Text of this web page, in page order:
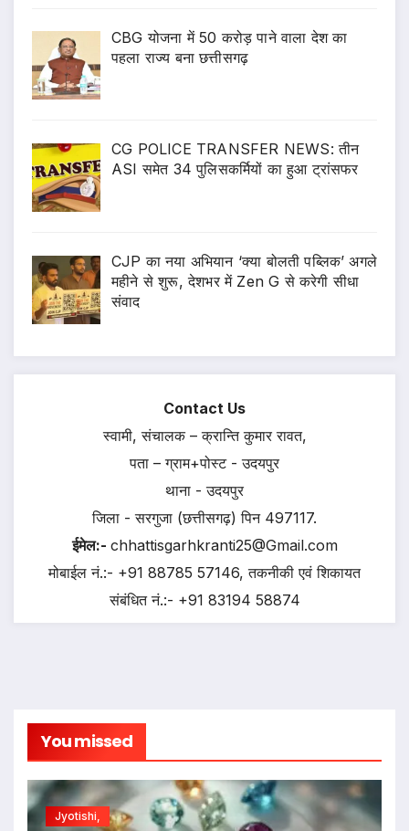
CBG योजना में 50 करोड़ पाने वाला देश का
पहला राज्य बना छत्तीसगढ़
CG POLICE TRANSFER NEWS: तीन
ASI समेत 34 पुलिसकर्मियों का हुआ ट्रांसफर
CJP का नया अभियान ‘क्या बोलती पब्लिक’ अगले
महीने से शुरू, देशभर में Zen G से करेगी सीधा
संवाद
Contact Us
स्वामी, संचालक – क्रान्ति कुमार रावत,
पता – ग्राम+पोस्ट - उदयपुर
थाना - उदयपुर
जिला - सरगुजा (छत्तीसगढ़) पिन 497117.
ईमेल:- chhattisgarhkranti25@Gmail.com
मोबाईल नं.:- +91 88785 57146, तकनीकी एवं शिकायत
संबंधित नं.:- +91 83194 58874
You missed
Jyotishi,